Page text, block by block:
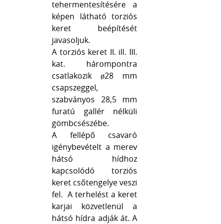
tehermentesítésére a
képen látható torziós
keret beépítését
javasoljuk.
A torziós keret II. ill. III.
kat. hárompontra
csatlakozik ø28 mm
csapszeggel,
szabványos 28,5 mm
furatú gallér nélküli
gömbcsészébe.
A fellépő csavaró
igénybevételt a merev
hátsó hídhoz
kapcsolódó torziós
keret csőtengelye veszi
fel. A terhelést a keret
karjai közvetlenül a
hátsó hídra adják át. A